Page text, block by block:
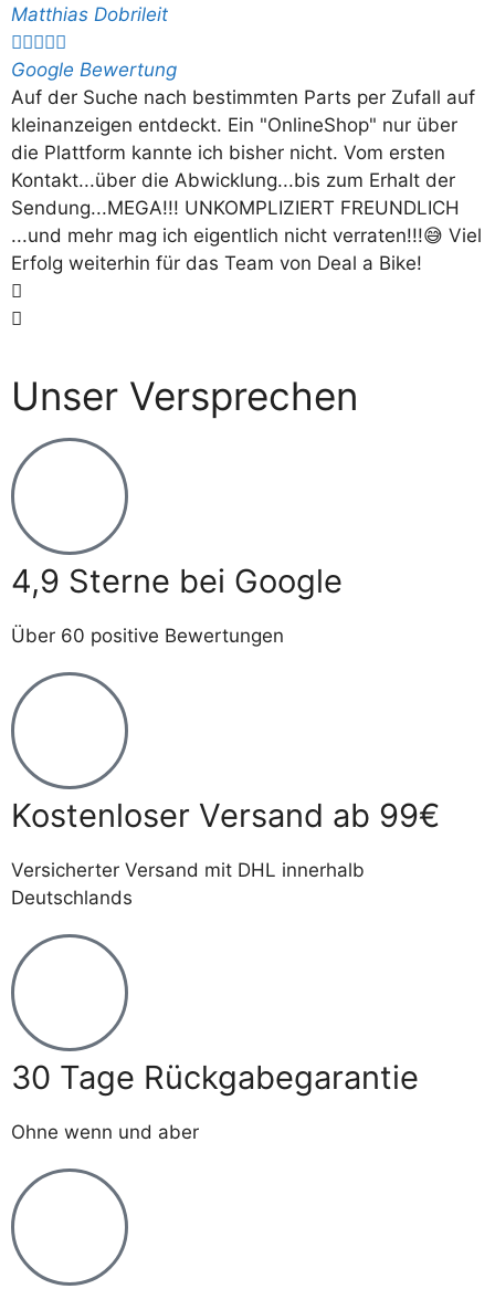
Matthias Dobrileit

Google Bewertung
Auf der Suche nach bestimmten Parts per Zufall auf
kleinanzeigen entdeckt. Ein "OnlineShop" nur über
die Plattform kannte ich bisher nicht. Vom ersten
Kontakt...über die Abwicklung...bis zum Erhalt der
Sendung...MEGA!!! UNKOMPLIZIERT FREUNDLICH
...und mehr mag ich eigentlich nicht verraten!!!😅 Viel
Erfolg weiterhin für das Team von Deal a Bike!
Unser Versprechen
4,9 Sterne bei Google
Über 60 positive Bewertungen
Kostenloser Versand ab 99€
Versicherter Versand mit DHL innerhalb
Deutschlands
30 Tage Rückgabegarantie
Ohne wenn und aber